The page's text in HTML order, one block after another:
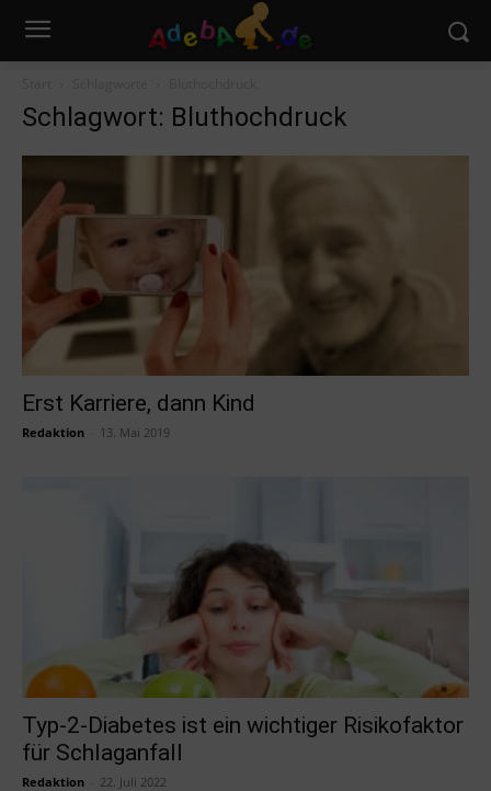
Schlagwort: Bluthochdruck
Erst Karriere, dann Kind
Redaktion 13. Mai 2019
Typ-2-Diabetes ist ein wichtiger Risikofaktor
für Schlaganfall
Redaktion 22. Juli 2022